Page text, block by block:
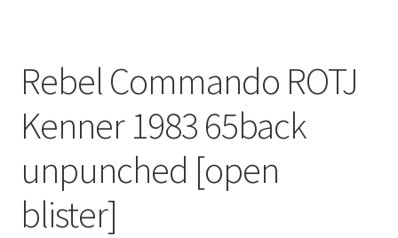
Rebel Commando ROTJ
Kenner 1983 65back
unpunched [open
blister]